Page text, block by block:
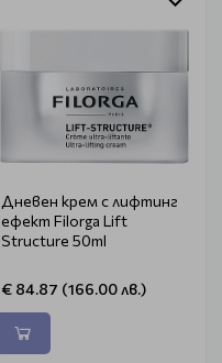
Дневен крем с лифтинг
ефект Filorga Lift
Structure 50ml
€ 84.87 (166.00 лв.)